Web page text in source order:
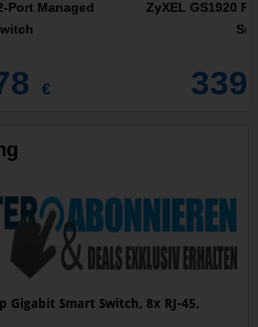
Port Managed
€
ZyXEL GS1920
Gigabit Smart Switch, 8x RJ-45,